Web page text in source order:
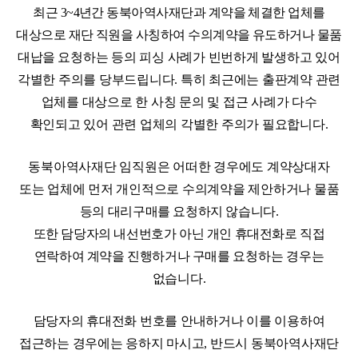
최근 3~4년간 동북아역사재단과 계약을 체결한 업체를
대상으로 재단 직원을 사칭하여 수의계약을 유도하거나 물품
대납을 요청하는 등의 피싱 사례가 빈번하게 발생하고 있어
각별한 주의를 당부드립니다. 특히 최근에는 출판계약 관련
업체를 대상으로 한 사칭 문의 및 접근 사례가 다수
확인되고 있어 관련 업체의 각별한 주의가 필요합니다.
동북아역사재단 임직원은 어떠한 경우에도 계약상대자
또는 업체에 먼저 개인적으로 수의계약을 제안하거나 물품
등의 대리구매를 요청하지 않습니다.
또한 담당자의 내선번호가 아닌 개인 휴대전화로 직접
연락하여 계약을 진행하거나 구매를 요청하는 경우는
없습니다.
담당자의 휴대전화 번호를 안내하거나 이를 이용하여
접근하는 경우에는 응하지 마시고, 반드시 동북아역사재단